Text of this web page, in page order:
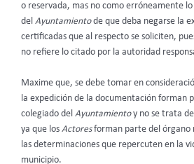
o reservada, mas no como erróneamente
del Ayuntamientode que deba negarse la
certificadas que al respecto se soliciten,
no refiere lo citado por la autoridad
Maxime que, se debe tomar en
la expedición de la documentación forman
colegiado del Ayuntamientoy no se trata
ya que los Actoresforman parte del órgano
las determinaciones que repercuten en la
municipio.